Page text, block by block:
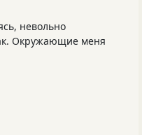
невольно
Окружающие меня